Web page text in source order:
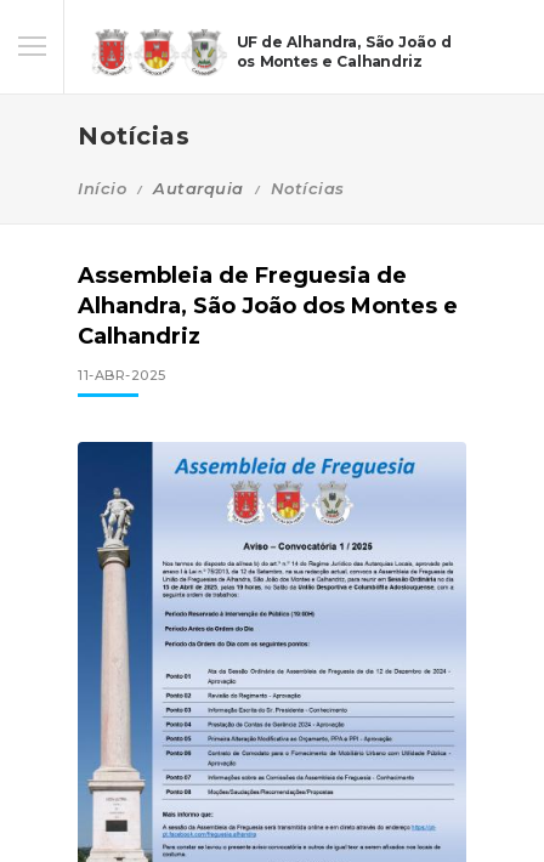
UF de Alhandra, São João d
os Montes e Calhandriz
Notícias
Início Autarquia Notícias
Assembleia de Freguesia de
Alhandra, São João dos Montes e
Calhandriz
11-ABR-2025